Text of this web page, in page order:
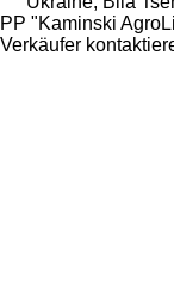
PP "Kaminski
Verkäufer